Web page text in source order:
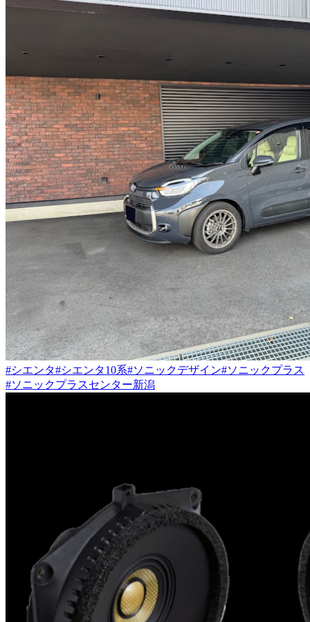
#シエンタ#シエンタ10系#ソニックデザイン#ソニックプラス
#ソニックプラスセンター新潟